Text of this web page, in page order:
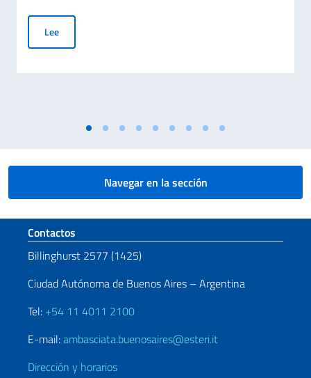
LeeDía Nacional del Sacrificio del Trabajo Italiano en el Mundo
Navegar en la sección
Sezione footer
Contactos
Billinghurst 2577 (1425)
Ciudad Autónoma de Buenos Aires – Argentina
Tel: +54 11 4011 2100
E-mail:ambasciata.buenosaires@esteri.it
Dirección y horarios